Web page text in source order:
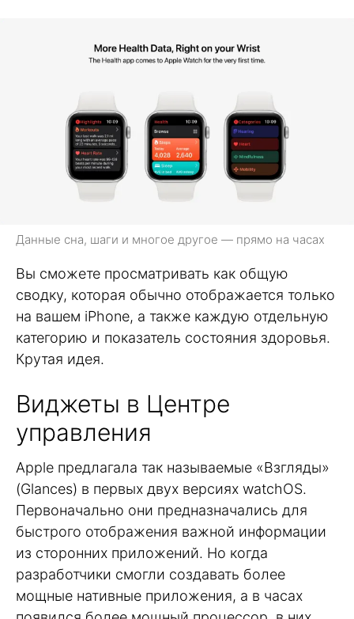
Данные сна, шаги и многое другое — прямо на часах
Вы сможете просматривать как общую
сводку, которая обычно отображается только
на вашем iPhone, а также каждую отдельную
категорию и показатель состояния здоровья.
Крутая идея.
Виджеты в Центре
управления
Apple предлагала так называемые «Взгляды»
(Glances) в первых двух версиях watchOS.
Первоначально они предназначались для
быстрого отображения важной информации
из сторонних приложений. Но когда
разработчики смогли создавать более
мощные нативные приложения, а в часах